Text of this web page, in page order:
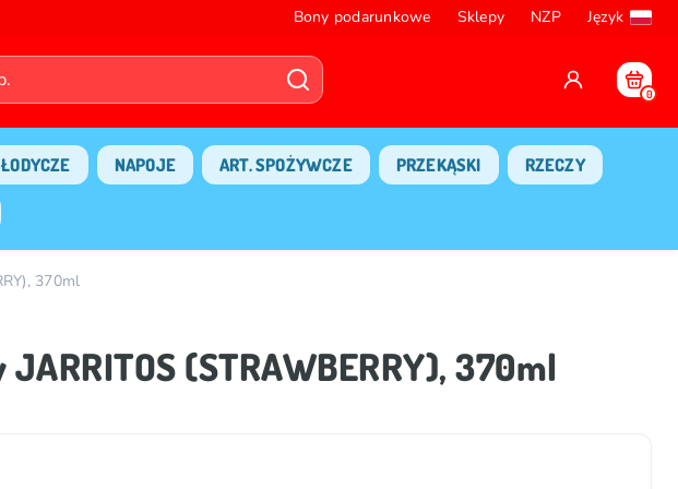
Bony podarunkowe Sklepy NZP Język
0
NAPOJE ART. SPOŻYWCZE PRZEKĄSKI RZECZY
370ml
(STRAWBERRY), 370ml